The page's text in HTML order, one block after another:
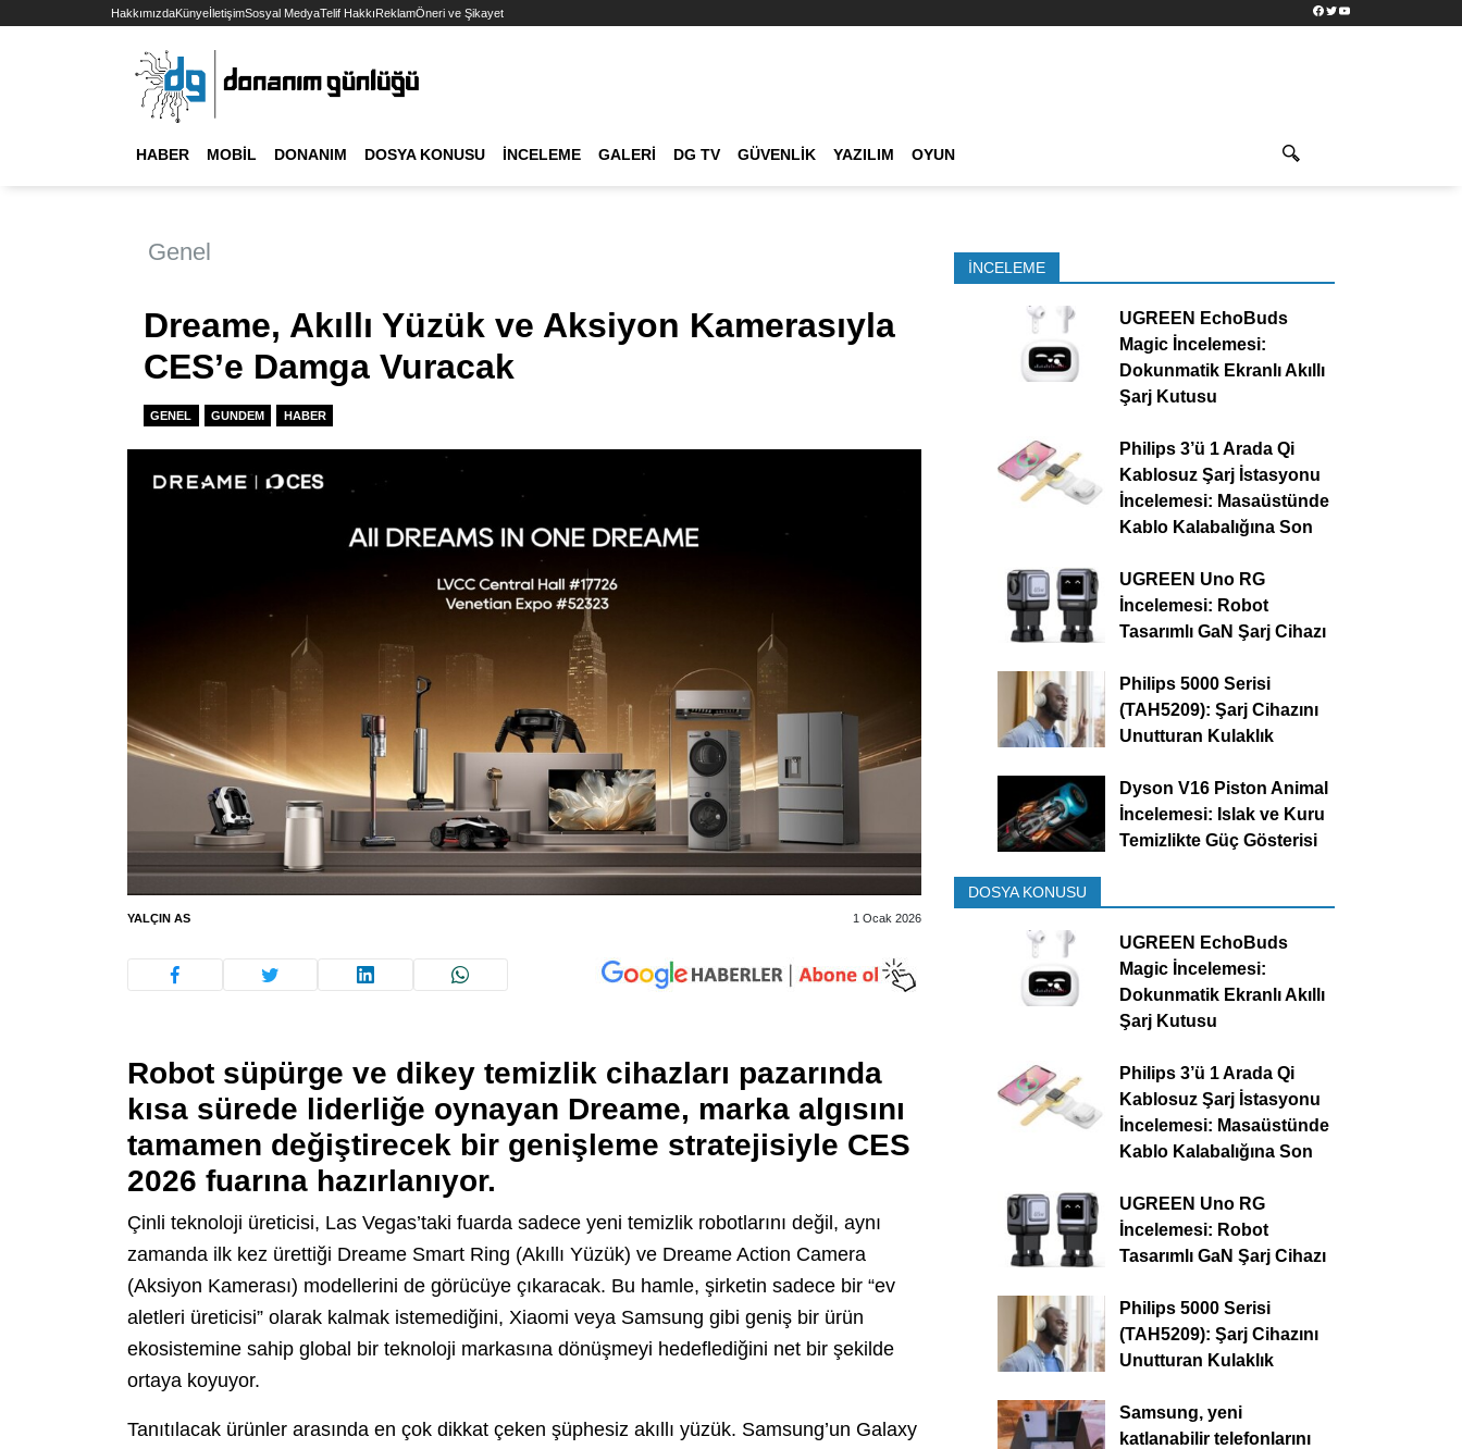
HakkımızdaKünyeİletişimSosyal MedyaTelif HakkıReklamÖneri ve Şikayet Facebook
TwitterYouTube
HABER MOBIL DONANIM DOSYA KONUSU İNCELEME GALERI DG TV GÜVENLIK YAZILIM OYUN
Genel
Dreame, Akıllı Yüzük ve Aksiyon Kamerasıyla
CES’e Damga Vuracak
GENEL GUNDEM HABER
YALÇIN AS 1 Ocak 2026
Robot süpürge ve dikey temizlik cihazları pazarında
kısa sürede liderliğe oynayan Dreame, marka algısını
tamamen değiştirecek bir genişleme stratejisiyle CES
2026 fuarına hazırlanıyor.
Çinli teknoloji üreticisi, Las Vegas’taki fuarda sadece yeni temizlik robotlarını değil, aynı
zamanda ilk kez ürettiği Dreame Smart Ring (Akıllı Yüzük) ve Dreame Action Camera
(Aksiyon Kamerası) modellerini de görücüye çıkaracak. Bu hamle, şirketin sadece bir “ev
aletleri üreticisi” olarak kalmak istemediğini, Xiaomi veya Samsung gibi geniş bir ürün
ekosistemine sahip global bir teknoloji markasına dönüşmeyi hedeflediğini net bir şekilde
ortaya koyuyor.
Tanıtılacak ürünler arasında en çok dikkat çeken şüphesiz akıllı yüzük. Samsung’un Galaxy
İNCELEME
UGREEN EchoBuds
Magic İncelemesi:
Dokunmatik Ekranlı Akıllı
Şarj Kutusu
Philips 3’ü 1 Arada Qi
Kablosuz Şarj İstasyonu
İncelemesi: Masaüstünde
Kablo Kalabalığına Son
UGREEN Uno RG
İncelemesi: Robot
Tasarımlı GaN Şarj Cihazı
Philips 5000 Serisi
(TAH5209): Şarj Cihazını
Unutturan Kulaklık
Dyson V16 Piston Animal
İncelemesi: Islak ve Kuru
Temizlikte Güç Gösterisi
DOSYA KONUSU
UGREEN EchoBuds
Magic İncelemesi:
Dokunmatik Ekranlı Akıllı
Şarj Kutusu
Philips 3’ü 1 Arada Qi
Kablosuz Şarj İstasyonu
İncelemesi: Masaüstünde
Kablo Kalabalığına Son
UGREEN Uno RG
İncelemesi: Robot
Tasarımlı GaN Şarj Cihazı
Philips 5000 Serisi
(TAH5209): Şarj Cihazını
Unutturan Kulaklık
Samsung, yeni
katlanabilir telefonlarını